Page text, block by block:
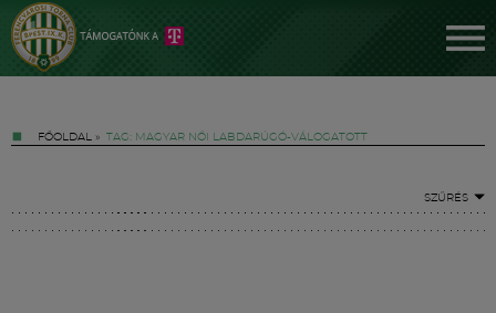
FŐOLDAL » TAG: MAGYAR NŐI LABDARÚGÓ-VÁLOGATOTT
SZŰRÉS